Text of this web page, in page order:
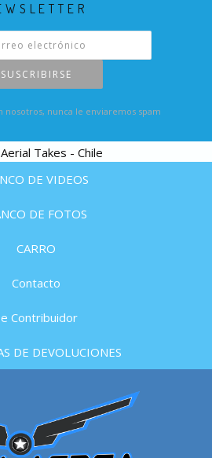
SUSCRIBIRSE
nunca le enviaremos spam
DE VIDEOS
DE FOTOS
CARRO
Contacto
Contribuidor
DE DEVOLUCIONES